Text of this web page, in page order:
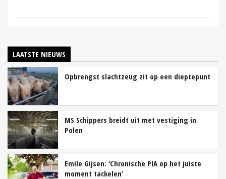
LAATSTE NIEUWS
Opbrengst slachtzeug zit op een dieptepunt
MS Schippers breidt uit met vestiging in
Polen
Emile Gijsen: ‘Chronische PIA op het juiste
moment tackelen’